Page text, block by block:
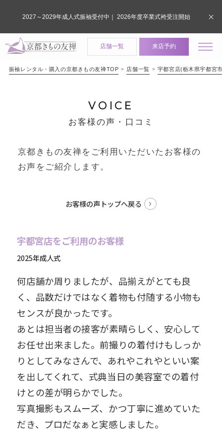
店舗一覧 来店予約
振袖レンタル・購入の京都きもの友禅TOP 店舗一覧 宇都宮店(栃木県宇都宮
VOICE
お客様の声・口コミ
京都きもの友禅をご利用いただいたお客様の
お声をご紹介します。
お客様の声トップへ戻る
宇都宮店をご利用のお客様
2025年成人式
何店舗か周りましたが、品揃えがとても良
く、品数だけではなく着物も付随する小物も
センスが良かったです。
あとは担当者の接客が素晴らしく、安心して
お任せ出来ました。前撮りの着付けもしっか
りとしてみなさんで、あれやこれやといい案
を出してくれて、式典当日の美容室での着付
けとの差が明らかでした。
写真撮影もスムーズ、かつ丁寧に進めていた
だき、プロだなぁと実感しました。
2027～2029年成人式振袖受付中｜ 2026年度卒業式袴受注開始